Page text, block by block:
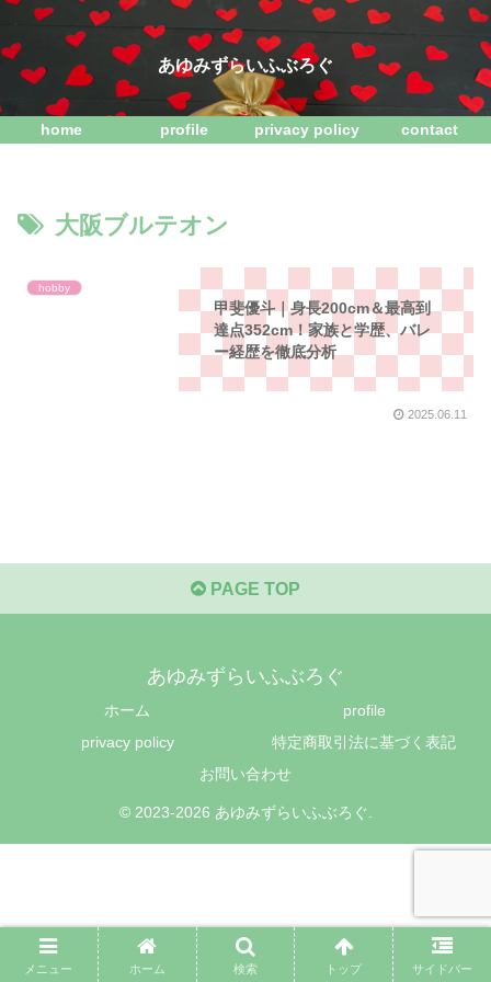
あゆみずらいふぶろぐ
home profile privacy policy contact
大阪ブルテオン
hobby
甲斐優斗｜身長200cm＆最高到
達点352cm！家族と学歴、バレ
ー経歴を徹底分析
2025.06.11
PAGE TOP
あゆみずらいふぶろぐ
ホーム
profile
privacy policy
特定商取引法に基づく表記
お問い合わせ
© 2023-2026 あゆみずらいふぶろぐ.
メニュー ホーム 検索 トップ サイドバー